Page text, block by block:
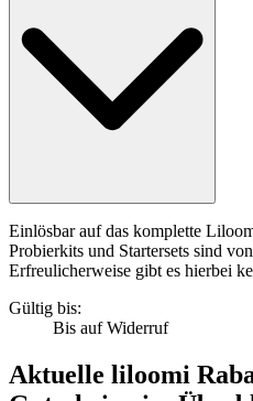
Einlösbar auf das komplette
Probierkits und Startersets sind
Erfreulicherweise gibt es hierbei
Gültig bis:
Bis auf Widerruf
Aktuelle liloomi